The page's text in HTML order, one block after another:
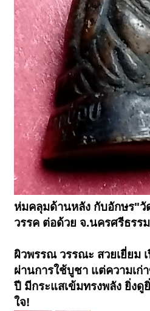
ห่มคลุมด้านหลัง กับอักษร"วั
วรรค ต่อด้วย จ.นครศรีธรร
ผิวพรรณ วรรณะ สวยเยี่ยม เ
ผ่านการใช้บูชา แต่ความเก่
ปี มีกระแสเข้มทรงพลัง ยิ่งดู
ใจ!